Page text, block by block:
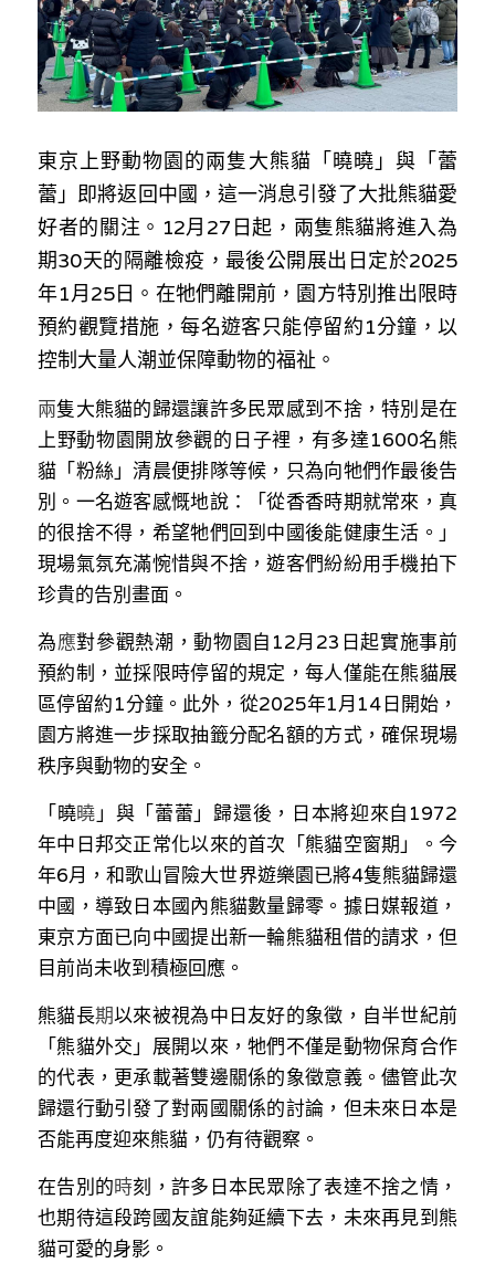
高松傑專欄
林伯強專欄
趙處機專欄
KOL 精選
大衛sir專欄
曾子晴 - 晴深直說
陳貴春大律師專欄
陳子遷律師專欄
羅浚軒專欄
溫志倫專欄
汪明欣專欄
張美雄專欄
莊豪鋒專欄
支持讚助
條款及細則
English
東京上野動物園的兩隻大熊貓「曉曉」與「蕾
蕾」即將返回中國，這一消息引發了大批熊貓愛
好者的關注。12月27日起，兩隻熊貓將進入為
期30天的隔離檢疫，最後公開展出日定於2025
年1月25日。在牠們離開前，園方特別推出限時
預約觀覽措施，每名遊客只能停留約1分鐘，以
控制大量人潮並保障動物的福祉。
兩隻大熊貓的歸還讓許多民眾感到不捨，特別是在
上野動物園開放參觀的日子裡，有多達1600名熊
貓「粉絲」清晨便排隊等候，只為向牠們作最後告
別。一名遊客感慨地說：「從香香時期就常來，真
的很捨不得，希望牠們回到中國後能健康生活。」
現場氣氛充滿惋惜與不捨，遊客們紛紛用手機拍下
珍貴的告別畫面。
為應對參觀熱潮，動物園自12月23日起實施事前
預約制，並採限時停留的規定，每人僅能在熊貓展
區停留約1分鐘。此外，從2025年1月14日開始，
園方將進一步採取抽籤分配名額的方式，確保現場
秩序與動物的安全。
「曉曉 」與「蕾蕾」歸還後，日本將迎來自1972
年中日邦交正常化以來的首次「熊貓空窗期」。今
年6月，和歌山冒險大世界遊樂園已將4隻熊貓歸還
中國，導致日本國內熊貓數量歸零。據日媒報道，
東京方面已向中國提出新一輪熊貓租借的請求，但
目前尚未收到積極回應。
熊貓長期以來被視為中日友好的象徵，自半世紀前
「熊貓外交」展開以來，牠們不僅是動物保育合作
的代表，更承載著雙邊關係的象徵意義。儘管此次
歸還行動引發了對兩國關係的討論，但未來日本是
否能再度迎來熊貓，仍有待觀察。
在告別 的時刻，許多日本民眾除了表達不捨之情，
也期待這段跨國友誼能夠延續下去，未來再見到熊
貓可愛的身影。